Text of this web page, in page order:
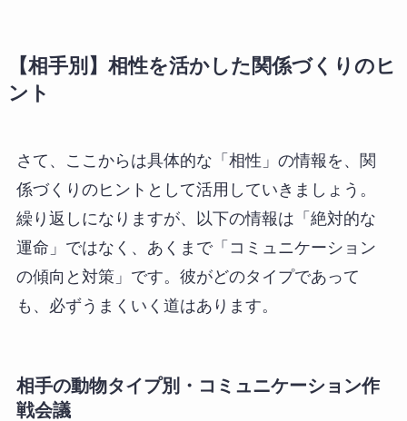
【相手別】相性を活かした関係づくりのヒ
ント
さて、ここからは具体的な「相性」の情報を、関
係づくりのヒントとして活用していきましょう。
繰り返しになりますが、以下の情報は「絶対的な
運命」ではなく、あくまで「コミュニケーション
の傾向と対策」です。彼がどのタイプであって
も、必ずうまくいく道はあります。
相手の動物タイプ別・コミュニケーション作
戦会議